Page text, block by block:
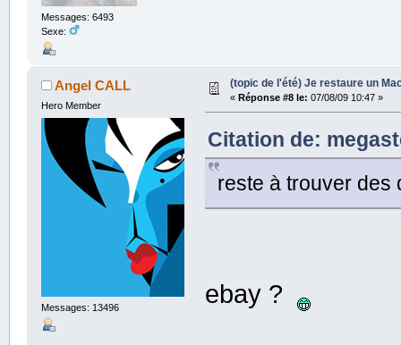
Messages: 6493
Sexe:
Angel CALL
Hero Member
Messages: 13496
(topic de l'été) Je restaure un
« Réponse #8 le: 07/08/09 10:47 »
Citation de:
reste à trouver
ebay ?